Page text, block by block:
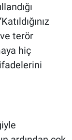
terör
hiç